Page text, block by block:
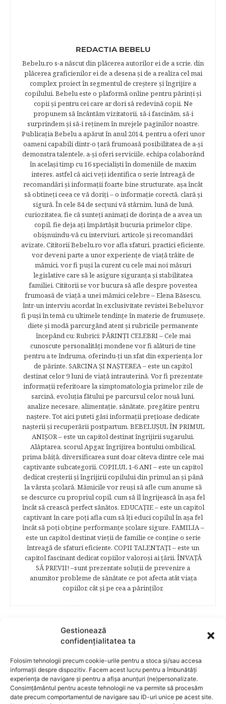
Gestionează
confidențialitatea ta
Folosim tehnologii precum cookie-urile pentru a stoca și/sau accesa
informații despre dispozitiv. Facem acest lucru pentru a îmbunătăți
experiența de navigare și pentru a afișa anunțuri (ne)personalizate.
Consimțământul pentru aceste tehnologii ne va permite să procesăm
date precum comportamentul de navigare sau ID-uri unice pe acest site.
REDACTIA BEBELU
Bebelu.ro s-a născut din plăcerea autorilor ei de a scrie, din
plăcerea graficienilor ei de a desena şi de a realiza cel mai
complex proiect în segmentul de creştere şi îngrijire a
copilului. Bebelu este o plaformă online pentru părinţi şi
copii şi pentru cei care ar dori să redevină copii. Ne
propunem să încântăm vizitatorii, să-i fascinăm, să-i
surprindem şi să-i reţinem în mrejele paginilor noastre.​
Publicația Bebelu a apărut în anul 2014, pentru a oferi unor
oameni capabili dintr-o ţară frumoasă posibilitatea de a-şi
demonstra talentele, a-şi oferi serviciile, echipa colaborând
în acelaşi timp cu 16 specialişti în domeniile de maxim
interes, astfel că aici veţi identifica o serie întreagă de
recomandări şi informaţii foarte bine structurate, aşa încât
să obtineţi ceea ce vă doriţi – o informaţie corectă, clară şi
sigură. În cele 84 de secțuni vă stârnim, lună de lună,
curiozitatea, fie că sunteţi animaţi de dorinţa de a avea un
copil, fie deja aţi împărtăşit bucuria primelor clipe,
obişnuindu-vă cu interviuri, articole şi recomandări
avizate. Cititorii Bebelu.ro vor afla sfaturi, practici eficiente,
vor deveni parte a unor experienţe de viaţă trăite de
mămici, vor fi puşi la curent cu cele mai noi măsuri
legislative care să le asigure siguranţa şi stabilitatea
familiei. Cititorii se vor bucura să afle despre povestea
frumoasă de viață a unei mămici celebre – Elena Băsescu,
într-un interviu acordat în exclusivitate revistei Bebelu,vor
fi puşi în temă cu ultimele tendinţe în materie de frumuseţe,
diete şi modă parcurgând atent şi rubricile permanente
începând cu: Rubrici: PĂRINŢI CELEBRI – Cele mai
cunoscute personalităţi mondene vor fi alături de tine
pentru a te îndruma, oferindu-ţi un sfat din experienţa lor
de părinte. SARCINA ŞI NAŞTEREA – este un capitol
destinat celor 9 luni de viaţă intrauterină. Vor fi prezentate
informaţii referitoare la simptomatologia primelor zile de
sarcină, evoluţia fătului pe parcursul celor nouă luni,
analize necesare, alimentaţie, sănătate, pregătire pentru
naştere. Tot aici puteti găsi informaţii preţioase dedicate
naşterii şi recuperării postpartum. BEBELUŞUL ÎN PRIMUL
ANIŞOR – este un capitol destinat îngrijirii sugarului.
Alăptarea, scorul Apgar, îngrijirea bontului ombilical,
prima băiţă, diversificarea sunt doar câteva dintre cele mai
captivante subcategorii. COPILUL 1-6 ANI – este un capitol
dedicat creşterii şi îngrijirii copilului din primul an şi până
la vârsta şcolară. Mămicile vor reuşi să afle cum anume să
se descurce cu propriul copil, cum să îl îngrijească în aşa fel
încât să crească perfect sănătos. EDUCAŢIE – este un capitol
captivant în care poţi afla cum să îţi educi copilul în aşa fel
încât să poţi obţine performanţe şcolare sigure. FAMILIA –
este un capitol destinat vieţii de familie ce conţine o serie
întreagă de sfaturi eficiente. COPII TALENTAŢI – este un
capitol fascinant dedicat copiilor valoroși ai țării. ÎNVAŢĂ
SĂ PREVII! –sunt prezentate soluţii de prevenire a
anumitor probleme de sănătate ce pot afecta atât viaţa
copiilor, cât şi pe cea a părinţilor.
RELATED POSTS